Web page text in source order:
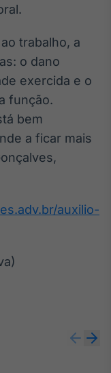
trabalho, a
o dano
exercida e o
função.
bem
a ficar mais
auxilio-